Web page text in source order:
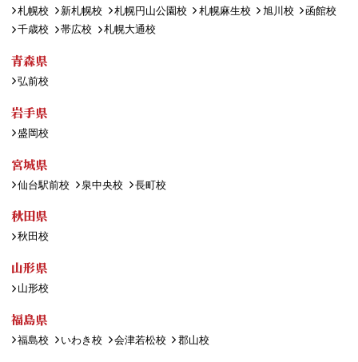
札幌校 新札幌校 札幌円山公園校 札幌麻生校 旭川校
函館校
千歳校
帯広校 札幌大通校
青森県
弘前校
岩手県
盛岡校
宮城県
仙台駅前校 泉中央校 長町校
秋田県
秋田校
山形県
山形校
福島県
福島校 いわき校 会津若松校 郡山校